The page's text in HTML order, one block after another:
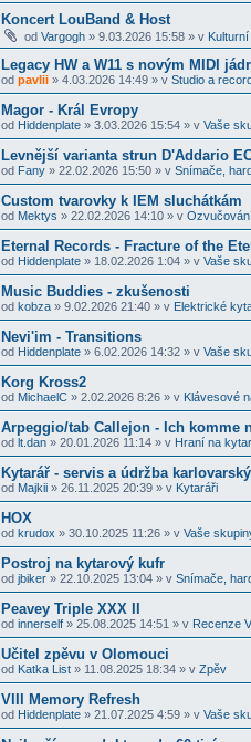
Koncert LouBand & Host
od Vargogh » 9.03.2026 15:58 » v
Legacy HW a W11 s novým MIDI
od pavlii » 4.03.2026 14:49 » v Studio a
Magor - Král Evropy
od Hiddenplate » 3.03.2026 15:54 » v Vaše
Levnější varianta strun D'Addario
od Fany » 22.02.2026 15:50 » v Snímače,
Custom tvarovky k IEM sluchátkám
od Mektys » 22.02.2026 14:10 » v
Eternal Records - Fracture of the
od Hiddenplate » 18.02.2026 1:04 » v Vaše
Music Buddies - zkušenosti
od kobza » 9.02.2026 21:40 » v Elektrické
Nevi'im - Transitions
od Hiddenplate » 6.02.2026 14:32 » v Vaše
Korg Kross2
od MichaelC » 2.02.2026 8:26 » v Klávesové
Arpeggio/tab Callejon - Ich komme
od lt.dan » 20.01.2026 11:14 » v Hraní na
Kytarář - servis a údržba
od Majkii » 26.11.2025 20:39 » v Kytaráři
HOX
od krudox » 30.10.2025 11:26 » v Vaše
Postroj na kytarový kufr
od jbiker » 22.10.2025 13:04 » v Snímače,
Peavey Triple XXX II
od innerself » 25.08.2025 14:51 » v Recenze
Učitel zpěvu v Olomouci
od Katka List » 11.08.2025 18:34 » v Zpěv
VIII Memory Refresh
od Hiddenplate » 21.07.2025 4:59 » v Vaše